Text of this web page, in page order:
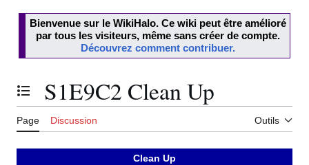
Bienvenue sur le WikiHalo. Ce wiki peut être amélioré
par tous les visiteurs, même sans créer de compte.
Découvrez comment contribuer.
Basculer la table des matières
S1E9C2 Clean Up
Page Discussion Outils
Clean Up